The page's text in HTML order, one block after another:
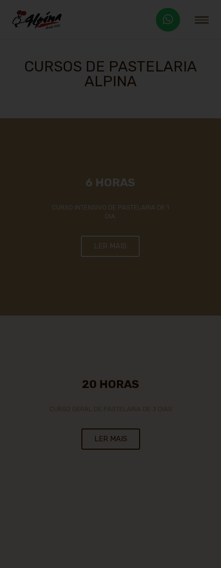
CURSOS DE PASTELARIA
ALPINA
6 HORAS
CURSO INTENSIVO DE PASTELARIA DE 1
DIA
LER MAIS
20 HORAS
CURSO GERAL DE PASTELARIA DE 3 DIAS
LER MAIS